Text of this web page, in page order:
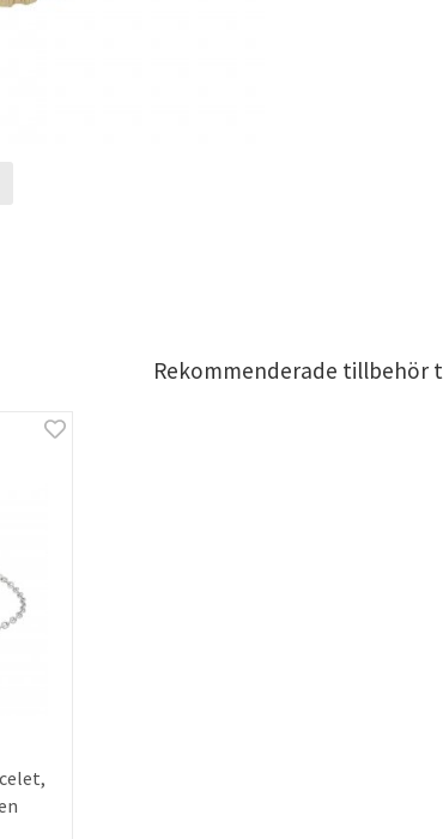
Rekommenderade tillbehör